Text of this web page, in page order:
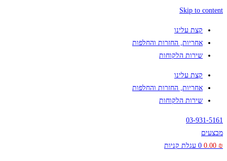
Skip to content
קצת עלינו
אחריות, החזרות והחלפות
שירות הלקוחות
קצת עלינו
אחריות, החזרות והחלפות
שירות הלקוחות
03-931-5161
מבצעים
0.00 ₪
0 עגלת קניות